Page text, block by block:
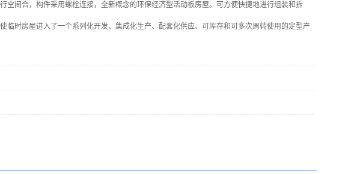
空间合，构件采用螺栓连接，全新概念的环保经济型活动板房屋。可方便快捷地进行组装和拆
时房屋进入了一个系列化开发、集成化生产、配套化供应、可库存和可多次周转使用的定型产